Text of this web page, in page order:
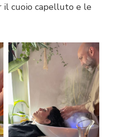
il cuoio capelluto e le